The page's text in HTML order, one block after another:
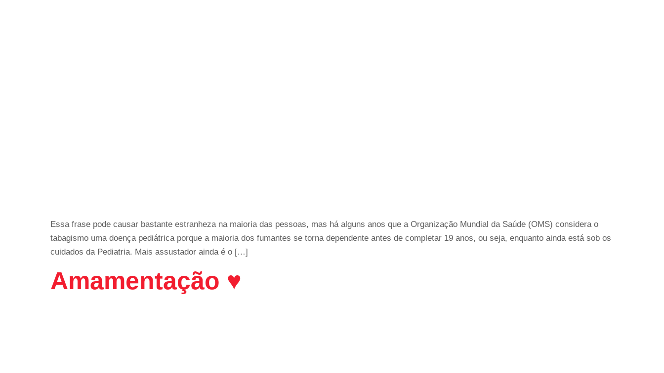
Essa frase pode causar bastante estranheza na maioria das pessoas, mas há alguns anos que a Organização Mundial da Saúde (OMS) considera o
tabagismo uma doença pediátrica porque a maioria dos fumantes se torna dependente antes de completar 19 anos, ou seja, enquanto ainda está sob os
cuidados da Pediatria. Mais assustador ainda é o […]
Amamentação ♥️